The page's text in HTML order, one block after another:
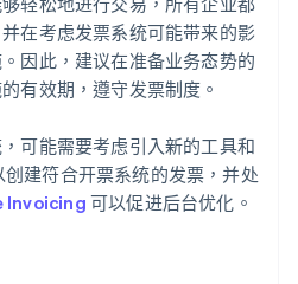
在考虑发票系统可能带来的影
因此，建议在准备业务态势的
有效期，遵守发票制度。
可能需要考虑引入新的工具和
建符合开票系统的发票，并处
Invoicing可以促进后台优化。